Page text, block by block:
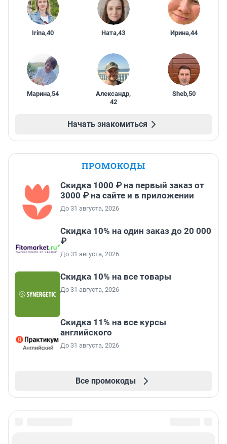
Irina,40 Ната,43 Ирина,44
Марина,54 Александр,
42
Sheb,50
Начать знакомиться
ПРОМОКОДЫ
Скидка 1000 ₽ на первый заказ от
3000 ₽ на сайте и в приложении
До 31 августа, 2026
Скидка 10% на один заказ до 20 000
₽
До 31 августа, 2026
Скидка 10% на все товары
До 31 августа, 2026
Скидка 11% на все курсы
английского
До 31 августа, 2026
Все промокоды